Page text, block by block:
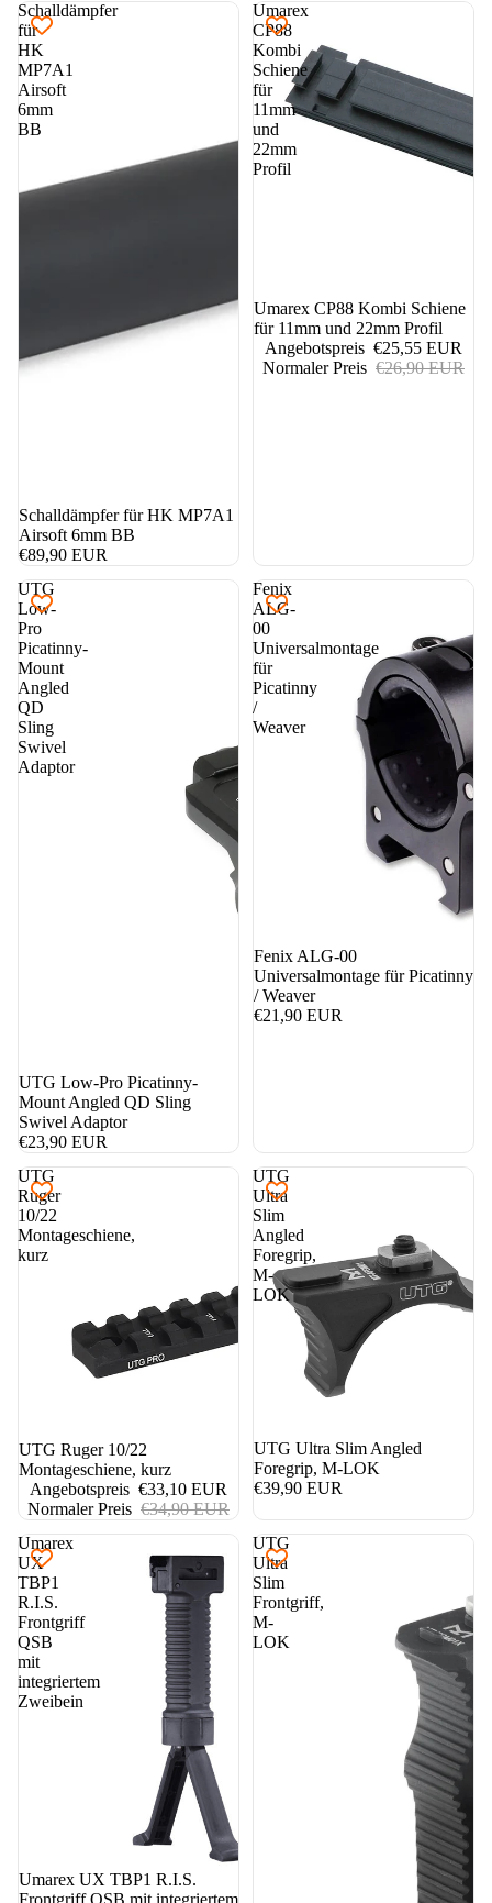
Schalldämpfer
für
HK
MP7A1
Airsoft
6mm
BB
Schalldämpfer für HK MP7A1
Airsoft 6mm BB
€89,90 EUR
Umarex
CP88
Kombi
Schiene
für
11mm
und
22mm
Profil
nicht auf Lager
Umarex CP88 Kombi Schiene
für 11mm und 22mm Profil
Angebotspreis €25,55 EUR
Normaler Preis €26,90 EUR
UTG
Low-
Pro
Picatinny-
Mount
Angled
QD
Sling
Swivel
Adaptor
UTG Low-Pro Picatinny-
Mount Angled QD Sling
Swivel Adaptor
€23,90 EUR
Fenix
ALG-
00
Universalmontage
für
Picatinny
/
Weaver
Fenix ALG-00
Universalmontage für Picatinny
/ Weaver
€21,90 EUR
UTG
Ruger
10/22
Montageschiene,
kurz
5%
UTG Ruger 10/22
Montageschiene, kurz
Angebotspreis €33,10 EUR
Normaler Preis €34,90 EUR
UTG
Ultra
Slim
Angled
Foregrip,
M-
LOK
UTG Ultra Slim Angled
Foregrip, M-LOK
€39,90 EUR
Umarex
UX
TBP1
R.I.S.
Frontgriff
QSB
mit
integriertem
Zweibein
Umarex UX TBP1 R.I.S.
Frontgriff QSB mit integriertem
UTG
Ultra
Slim
Frontgriff,
M-
LOK